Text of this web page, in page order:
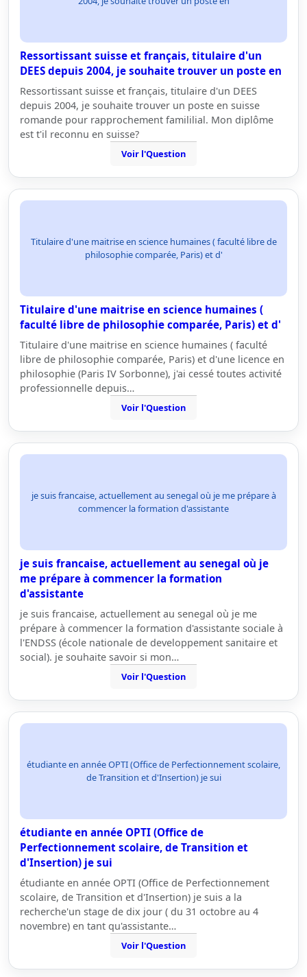
Ressortissant suisse et français, titulaire d'un
DEES depuis 2004, je souhaite trouver un poste en
Ressortissant suisse et français, titulaire d'un DEES
depuis 2004, je souhaite trouver un poste en suisse
romande pour rapprochement famililial. Mon diplôme
est t'il reconnu en suisse?
Voir l'Question
Titulaire d'une maitrise en science humaines ( faculté libre de
philosophie comparée, Paris) et d'
Titulaire d'une maitrise en science humaines (
faculté libre de philosophie comparée, Paris) et d'
Titulaire d'une maitrise en science humaines ( faculté
libre de philosophie comparée, Paris) et d'une licence en
philosophie (Paris IV Sorbonne), j'ai cessé toutes activité
professionnelle depuis…
Voir l'Question
je suis francaise, actuellement au senegal où je me prépare à
commencer la formation d'assistante
je suis francaise, actuellement au senegal où je
me prépare à commencer la formation
d'assistante
je suis francaise, actuellement au senegal où je me
prépare à commencer la formation d'assistante sociale à
l'ENDSS (école nationale de developpement sanitaire et
social). je souhaite savoir si mon…
Voir l'Question
étudiante en année OPTI (Office de Perfectionnement scolaire,
de Transition et d'Insertion) je sui
étudiante en année OPTI (Office de
Perfectionnement scolaire, de Transition et
d'Insertion) je sui
étudiante en année OPTI (Office de Perfectionnement
scolaire, de Transition et d'Insertion) je suis a la
recherche'un stage de dix jour ( du 31 octobre au 4
novembre) en tant qu'assistante…
Voir l'Question